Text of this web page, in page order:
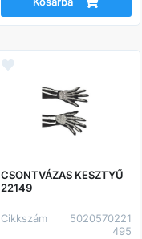
CSONTVÁZAS KESZTYŰ
22149
Cikkszám
5020570221
495